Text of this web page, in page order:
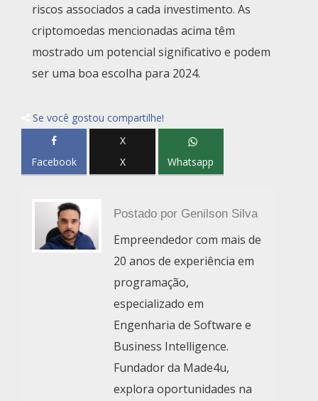
riscos associados a cada investimento. As
criptomoedas mencionadas acima têm
mostrado um potencial significativo e podem
ser uma boa escolha para 2024.
Se você gostou compartilhe!
Facebook
X
X
Whatsapp
Postado por Genilson Silva
Empreendedor com mais de
20 anos de experiência em
programação,
especializado em
Engenharia de Software e
Business Intelligence.
Fundador da Made4u,
explora oportunidades na